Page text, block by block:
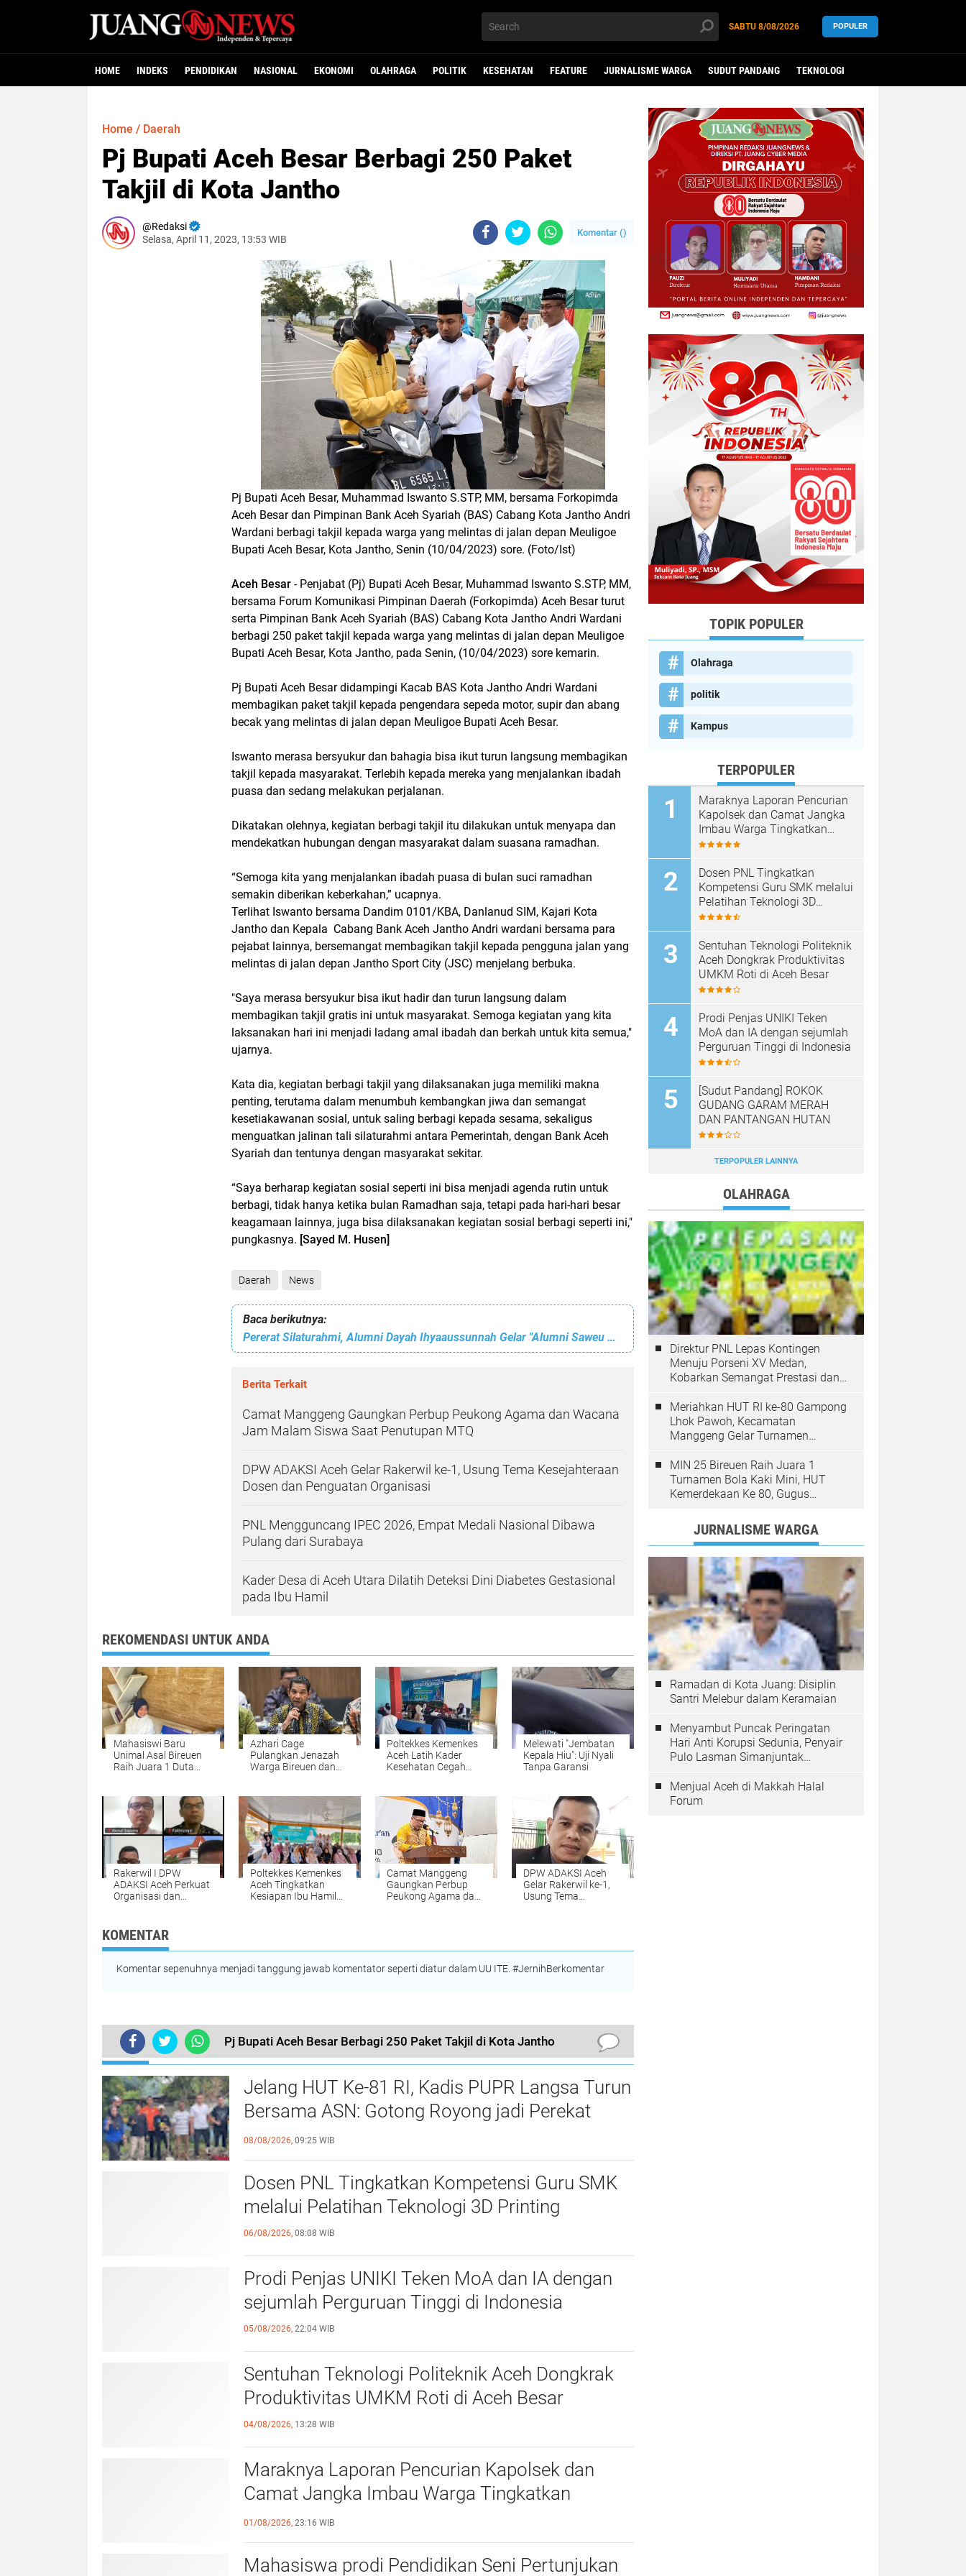
SABTU 8/08/2026 POPULER
HOME INDEKS PENDIDIKAN NASIONAL EKONOMI OLAHRAGA POLITIK KESEHATAN FEATURE JURNALISME WARGA SUDUT PANDANG TEKNOLOGI
Home / Daerah
Pj Bupati Aceh Besar Berbagi 250 Paket
Takjil di Kota Jantho
Redaksi
Selasa, April 11, 2023, 13:53 WIB
Komentar ()
Pj Bupati Aceh Besar, Muhammad Iswanto S.STP, MM, bersama Forkopimda
Aceh Besar dan Pimpinan Bank Aceh Syariah (BAS) Cabang Kota Jantho Andri
Wardani berbagi takjil kepada warga yang melintas di jalan depan Meuligoe
Bupati Aceh Besar, Kota Jantho, Senin (10/04/2023) sore. (Foto/Ist)
Aceh Besar - Penjabat (Pj) Bupati Aceh Besar, Muhammad Iswanto S.STP, MM,
bersama Forum Komunikasi Pimpinan Daerah (Forkopimda) Aceh Besar turut
serta Pimpinan Bank Aceh Syariah (BAS) Cabang Kota Jantho Andri Wardani
berbagi 250 paket takjil kepada warga yang melintas di jalan depan Meuligoe
Bupati Aceh Besar, Kota Jantho, pada Senin, (10/04/2023) sore kemarin.
Pj Bupati Aceh Besar didampingi Kacab BAS Kota Jantho Andri Wardani
membagikan paket takjil kepada pengendara sepeda motor, supir dan abang
becak yang melintas di jalan depan Meuligoe Bupati Aceh Besar.
Iswanto merasa bersyukur dan bahagia bisa ikut turun langsung membagikan
takjil kepada masyarakat. Terlebih kepada mereka yang menjalankan ibadah
puasa dan sedang melakukan perjalanan.
Dikatakan olehnya, kegiatan berbagi takjil itu dilakukan untuk menyapa dan
mendekatkan hubungan dengan masyarakat dalam suasana ramadhan.
“Semoga kita yang menjalankan ibadah puasa di bulan suci ramadhan
semakin diberikan keberkahan,” ucapnya.
Terlihat Iswanto bersama Dandim 0101/KBA, Danlanud SIM, Kajari Kota
Jantho dan Kepala Cabang Bank Aceh Jantho Andri wardani bersama para
pejabat lainnya, bersemangat membagikan takjil kepada pengguna jalan yang
melintas di jalan depan Jantho Sport City (JSC) menjelang berbuka.
"Saya merasa bersyukur bisa ikut hadir dan turun langsung dalam
membagikan takjil gratis ini untuk masyarakat. Semoga kegiatan yang kita
laksanakan hari ini menjadi ladang amal ibadah dan berkah untuk kita semua,"
ujarnya.
Kata dia, kegiatan berbagi takjil yang dilaksanakan juga memiliki makna
penting, terutama dalam menumbuh kembangkan jiwa dan semangat
kesetiakawanan sosial, untuk saling berbagi kepada sesama, sekaligus
menguatkan jalinan tali silaturahmi antara Pemerintah, dengan Bank Aceh
Syariah dan tentunya dengan masyarakat sekitar.
“Saya berharap kegiatan sosial seperti ini bisa menjadi agenda rutin untuk
berbagi, tidak hanya ketika bulan Ramadhan saja, tetapi pada hari-hari besar
keagamaan lainnya, juga bisa dilaksanakan kegiatan sosial berbagi seperti ini,"
pungkasnya. [Sayed M. Husen]
Daerah News
Baca berikutnya:
Pererat Silaturahmi, Alumni Dayah Ihyaaussunnah Gelar "Alumni Saweu Dayah'
Berita Terkait
Camat Manggeng Gaungkan Perbup Peukong Agama dan Wacana
Jam Malam Siswa Saat Penutupan MTQ
DPW ADAKSI Aceh Gelar Rakerwil ke-1, Usung Tema Kesejahteraan
Dosen dan Penguatan Organisasi
PNL Mengguncang IPEC 2026, Empat Medali Nasional Dibawa
Pulang dari Surabaya
Kader Desa di Aceh Utara Dilatih Deteksi Dini Diabetes Gestasional
pada Ibu Hamil
REKOMENDASI UNTUK ANDA
Mahasiswi Baru
Unimal Asal Bireuen
Raih Juara 1 Duta
Lhokseumawe ke
Tingkat Nasional
Azhari Cage
Pulangkan Jenazah
Warga Bireuen dan
Poltekkes Kemenkes
Aceh Latih Kader
Kesehatan Cegah
"Gasting"
Melewati "Jembatan
Kepala Hiu": Uji Nyali
Tanpa Garansi
Rakerwil I DPW
ADAKSI Aceh Perkuat
Organisasi dan
Poltekkes Kemenkes
Aceh Tingkatkan
Kesiapan Ibu Hamil
Camat Manggeng
Gaungkan Perbup
Peukong Agama dan
DPW ADAKSI Aceh
Gelar Rakerwil ke-1,
Usung Tema
KOMENTAR
Komentar sepenuhnya menjadi tanggung jawab komentator seperti diatur dalam UU ITE. #JernihBerkomentar
Pj Bupati Aceh Besar Berbagi 250 Paket Takjil di Kota Jantho
TERKINI
Jelang HUT Ke-81 RI, Kadis PUPR Langsa Turun
Bersama ASN: Gotong Royong jadi Perekat
Kebersamaan
08/08/2026, 09:25 WIB
Dosen PNL Tingkatkan Kompetensi Guru SMK
melalui Pelatihan Teknologi 3D Printing
06/08/2026, 08:08 WIB
Prodi Penjas UNIKI Teken MoA dan IA dengan
sejumlah Perguruan Tinggi di Indonesia
05/08/2026, 22:04 WIB
Sentuhan Teknologi Politeknik Aceh Dongkrak
Produktivitas UMKM Roti di Aceh Besar
04/08/2026, 13:28 WIB
Maraknya Laporan Pencurian Kapolsek dan
Camat Jangka Imbau Warga Tingkatkan
Kewaspadaan
01/08/2026, 23:16 WIB
Mahasiswa prodi Pendidikan Seni Pertunjukan
TOPIK POPULER
Olahraga
politik
Kampus
TERPOPULER
Maraknya Laporan Pencurian
Kapolsek dan Camat Jangka
Imbau Warga Tingkatkan
Kewaspadaan
Dosen PNL Tingkatkan
Kompetensi Guru SMK melalui
Pelatihan Teknologi 3D
Printing
Sentuhan Teknologi Politeknik
Aceh Dongkrak Produktivitas
UMKM Roti di Aceh Besar
Prodi Penjas UNIKI Teken
MoA dan IA dengan sejumlah
Perguruan Tinggi di Indonesia
[Sudut Pandang] ROKOK
GUDANG GARAM MERAH
DAN PANTANGAN HUTAN
TERPOPULER LAINNYA
OLAHRAGA
Direktur PNL Lepas Kontingen
Menuju Porseni XV Medan,
Kobarkan Semangat Prestasi dan
Meriahkan HUT RI ke-80 Gampong
Lhok Pawoh, Kecamatan
Manggeng Gelar Turnamen
MIN 25 Bireuen Raih Juara 1
Turnamen Bola Kaki Mini, HUT
Kemerdekaan Ke 80, Gugus
JURNALISME WARGA
Ramadan di Kota Juang: Disiplin
Santri Melebur dalam Keramaian
Menyambut Puncak Peringatan
Hari Anti Korupsi Sedunia, Penyair
Pulo Lasman Simanjuntak
Korupsi di Indonesia
Menjual Aceh di Makkah Halal
Forum